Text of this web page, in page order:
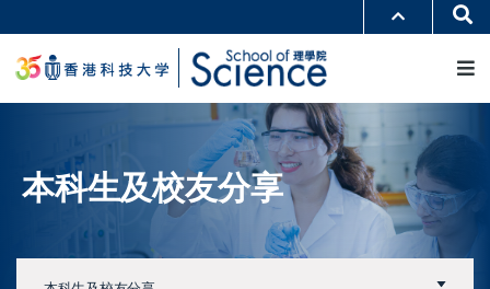
转
要
学术部门索引
生活@科大
认识科大
本科生及校友分享